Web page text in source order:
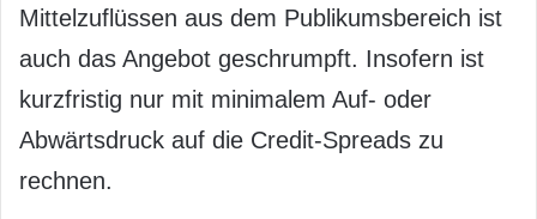
Mittelzuflüssen aus dem Publikumsbereich ist
auch das Angebot geschrumpft. Insofern ist
kurzfristig nur mit minimalem Auf- oder
Abwärtsdruck auf die Credit-Spreads zu
rechnen.